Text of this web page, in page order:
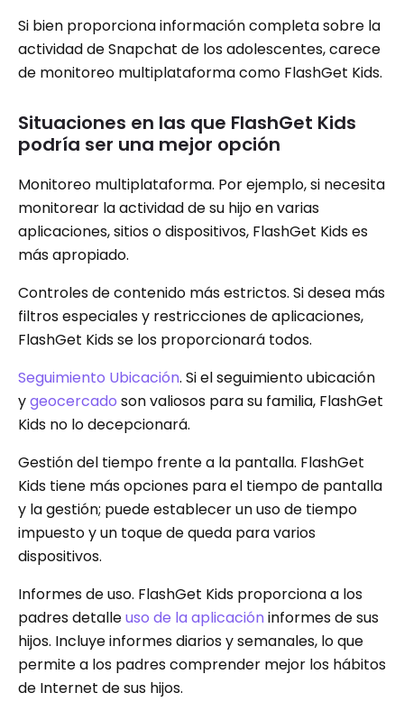
Si bien proporciona información completa sobre la
actividad de Snapchat de los adolescentes, carece
de monitoreo multiplataforma como FlashGet Kids.
Situaciones en las que FlashGet Kids
podría ser una mejor opción
Monitoreo multiplataforma. Por ejemplo, si necesita
monitorear la actividad de su hijo en varias
aplicaciones, sitios o dispositivos, FlashGet Kids es
más apropiado.
Controles de contenido más estrictos. Si desea más
filtros especiales y restricciones de aplicaciones,
FlashGet Kids se los proporcionará todos.
Seguimiento Ubicación. Si el seguimiento ubicación
ygeocercado son valiosos para su familia, FlashGet
Kids no lo decepcionará.
Gestión del tiempo frente a la pantalla. FlashGet
Kids tiene más opciones para el tiempo de pantalla
y la gestión; puede establecer un uso de tiempo
impuesto y un toque de queda para varios
dispositivos.
Informes de uso. FlashGet Kids proporciona a los
padres detalleuso de la aplicación informes de sus
hijos. Incluye informes diarios y semanales, lo que
permite a los padres comprender mejor los hábitos
de Internet de sus hijos.